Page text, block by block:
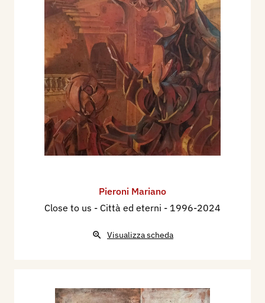
Pieroni Mariano
Close to us - Città ed eterni - 1996-2024
Visualizza scheda